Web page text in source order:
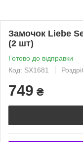
Замочок Liebe
(2 шт)
Готово до відправки
Код: SX1681
749 ₴